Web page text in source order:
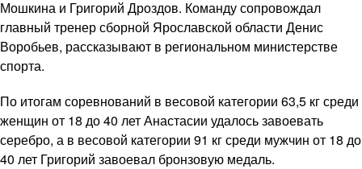
Мошкина и Григорий Дроздов. Команду сопровождал
главный тренер сборной Ярославской области Денис
Воробьев, рассказывают в региональном министерстве
спорта.
По итогам соревнований в весовой категории 63,5 кг среди
женщин от 18 до 40 лет Анастасии удалось завоевать
серебро, а в весовой категории 91 кг среди мужчин от 18 до
40 лет Григорий завоевал бронзовую медаль.